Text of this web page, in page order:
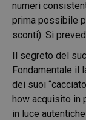
numeri
prima possibile
sconti). Si
Il segreto del
Fondamentale il
dei suoi
how acquisito in
in luce